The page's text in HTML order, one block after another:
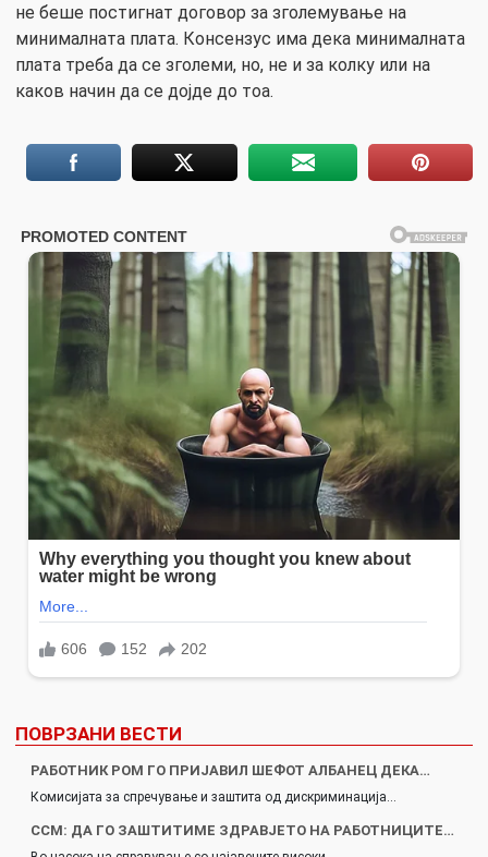
не беше постигнат договор за зголемување на
минималната плата. Консензус има дека минималната
плата треба да се зголеми, но, не и за колку или на
каков начин да се дојде до тоа.
ПОВРЗАНИ ВЕСТИ
РАБОТНИК РОМ ГО ПРИЈАВИЛ ШЕФОТ АЛБАНЕЦ ДЕКА…
Комисијата за спречување и заштита од дискриминација…
ССМ: ДА ГО ЗАШТИТИМЕ ЗДРАВЈЕТО НА РАБОТНИЦИТЕ…